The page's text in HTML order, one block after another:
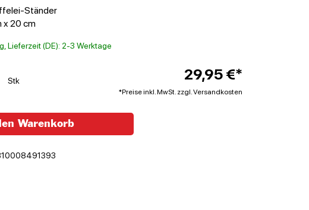
Ständer
x 20 cm
Lieferzeit (DE): 2-3 Werktage
Stk
29,95 €*
*Preise inkl. MwSt. zzgl. Versandkosten
Warenkorb